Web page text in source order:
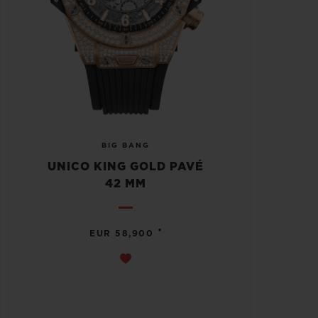
BIG BANG
UNICO KING GOLD PAVÉ
42 MM
EUR 58,900 •